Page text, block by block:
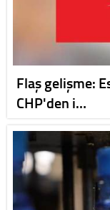
Flaş gelişme:
CHP'den i…